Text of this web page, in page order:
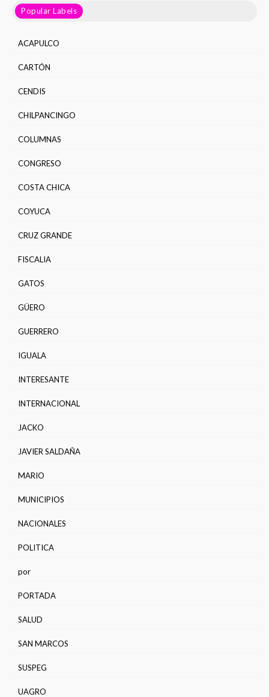
Popular Labels
ACAPULCO
CARTÓN
CENDIS
CHILPANCINGO
COLUMNAS
CONGRESO
COSTA CHICA
COYUCA
CRUZ GRANDE
FISCALIA
GATOS
GÜERO
GUERRERO
IGUALA
INTERESANTE
INTERNACIONAL
JACKO
JAVIER SALDAÑA
MARIO
MUNICIPIOS
NACIONALES
POLITICA
por
PORTADA
SALUD
SAN MARCOS
SUSPEG
UAGRO